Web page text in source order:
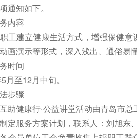
通知如下。
内容
工建立健康生活方式，增强保健
画演示等形式，深入浅出、通俗易
时间
月至12月中旬。
步骤
互助健康行·公益讲堂活动由青岛市
定服务方案计划，联系人：刘旭东